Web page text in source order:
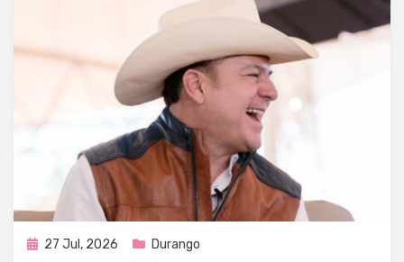
Publicada
27 Jul, 2026 Durango